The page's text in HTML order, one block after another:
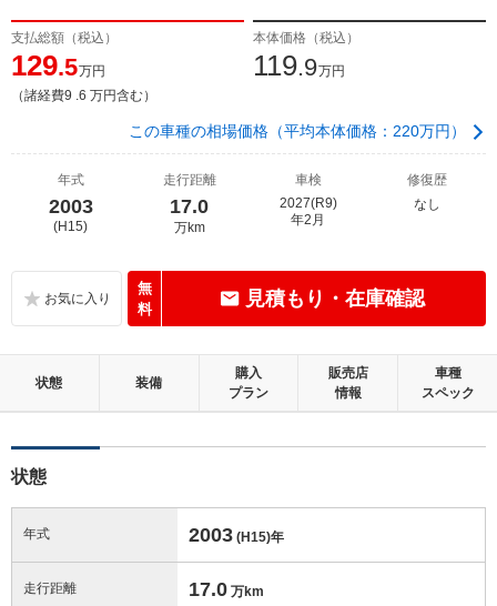
支払総額（税込）
129.5万円
（諸経費9 .6 万円含む）
本体価格（税込）
119.9万円
この車種の相場価格（平均本体価格：220万円）
年式
2003
(H15)
走行距離
17.0
万km
車検
2027(R9)
年2月
修復歴
なし
無
料
見積もり・在庫確認
状態 装備
購入
プラン
販売店
情報
車種
スペック
状態
年式 2003 (H15)年
走行距離 17.0 万km